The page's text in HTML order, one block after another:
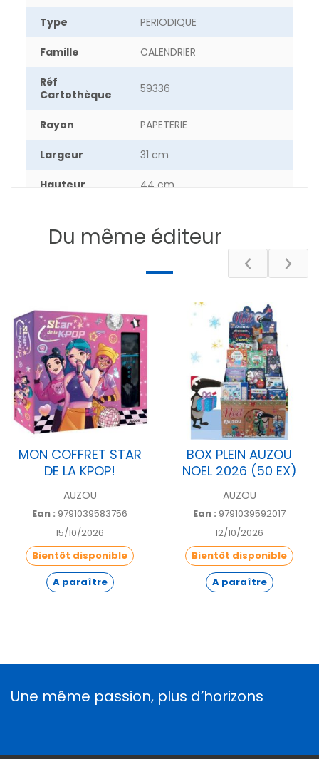
Type PERIODIQUE
Famille CALENDRIER
Réf
Cartothèque
59336
Rayon PAPETERIE
Largeur 31 cm
Hauteur 44 cm
Poids 100 g
Du même éditeur
MON COFFRET STAR
DE LA KPOP!
AUZOU
Ean : 9791039583756
15/10/2026
Bientôt disponible
A paraître
BOX PLEIN AUZOU
NOEL 2026 (50 EX)
AUZOU
Ean : 9791039592017
12/10/2026
Bientôt disponible
A paraître
Une même passion, plus d’horizons